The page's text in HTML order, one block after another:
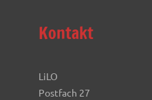
Kontakt
LiLO
Postfach 27